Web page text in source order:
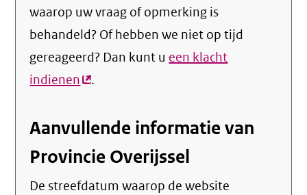
waarop uw vraag of opmerking is
behandeld? Of hebben we niet op tijd
gereageerd? Dan kunt u een klacht
indienen(externe
.
Aanvullende informatie van
Provincie Overijssel
De streefdatum waarop de website